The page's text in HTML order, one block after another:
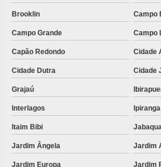
ORÇAMENTO KIT CIRÚRGICO
ORÇAMENTO DE KIT CIRÚRGICO ESTÉRIL
PREÇO KIT ODONTOLÓGICO
PRODUTOS CIRURGICOS DESCARTAVEIS
PRODUTOS CIRÚRGICOS DESCARTÁVEIS
PRODUTOS DESCARTAVEIS PARA CLINICAS
PRODUTOS DESCARTAVEIS HOSPITALARES
PRODUTOS DESCARTAVEIS
Brooklin Campo
Campo Grande Campo
Capão Redondo Cidade
Cidade Dutra Cidade
Grajaú
Interlagos Ipiranga
Itaim Bibi
Jardim Ângela Jardim
Jardim Europa Jardim